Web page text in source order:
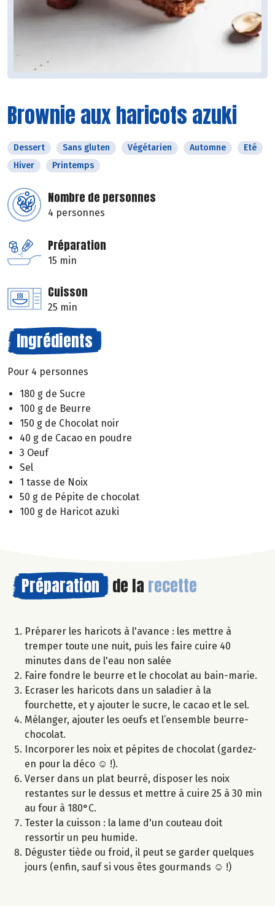
Brownie aux haricots azuki
Dessert Sans gluten Végétarien Automne
Eté
Hiver
Printemps
Nombre de personnes
4 personnes
Préparation
15 min
Cuisson
25 min
Ingrédients
Pour 4 personnes
180 g de Sucre
100 g de Beurre
150 g de Chocolat noir
40 g de Cacao en poudre
3 Oeuf
Sel
1 tasse de Noix
50 g de Pépite de chocolat
100 g de Haricot azuki
Préparation de la recette
Préparer les haricots à l'avance : les mettre à
tremper toute une nuit, puis les faire cuire 40
minutes dans de l'eau non salée
Faire fondre le beurre et le chocolat au bain-marie.
Ecraser les haricots dans un saladier à la
fourchette, et y ajouter le sucre, le cacao et le sel.
Mélanger, ajouter les oeufs et l’ensemble beurre-
chocolat.
Incorporer les noix et pépites de chocolat (gardez-
en pour la déco ☺ !).
Verser dans un plat beurré, disposer les noix
restantes sur le dessus et mettre à cuire 25 à 30 min
au four à 180°C.
Tester la cuisson : la lame d'un couteau doit
ressortir un peu humide.
Déguster tiède ou froid, il peut se garder quelques
jours (enfin, sauf si vous êtes gourmands ☺ !)